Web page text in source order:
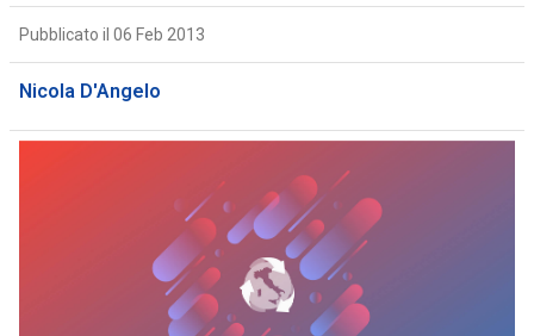
Pubblicato il 06 Feb 2013
Nicola D'Angelo